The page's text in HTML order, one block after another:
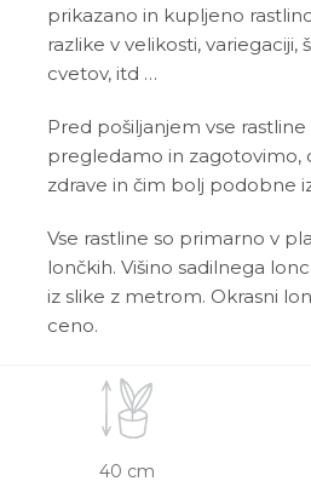
prikazano in kupljeno
razlike v velikosti, variegaciji,
cvetov, itd …
Pred pošiljanjem vse
pregledamo in zagotovimo,
zdrave in čim bolj podobne
Vse rastline so primarno v
lončkih. Višino sadilnega
iz slike z metrom. Okrasni
ceno.
40 cm